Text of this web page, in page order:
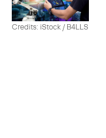
Credits: iStock / B4LLS